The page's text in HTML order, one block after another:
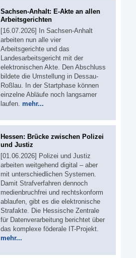
Sachsen-Anhalt: E-Akte an allen
Arbeitsgerichten
[16.07.2026] In Sachsen-Anhalt
arbeiten nun alle vier
Arbeitsgerichte und das
Landesarbeitsgericht mit der
elektronischen Akte. Den Abschluss
bildete die Umstellung in Dessau-
Roßlau. In der Startphase können
einzelne Abläufe noch langsamer
laufen. mehr...
Hessen: Brücke zwischen Polizei
und Justiz
[01.06.2026] Polizei und Justiz
arbeiten weitgehend digital – aber
mit unterschiedlichen Systemen.
Damit Strafverfahren dennoch
medienbruchfrei und rechtskonform
ablaufen, gibt es die elektronische
Strafakte. Die Hessische Zentrale
für Datenverarbeitung berichtet über
das komplexe föderale IT-Projekt.
mehr...